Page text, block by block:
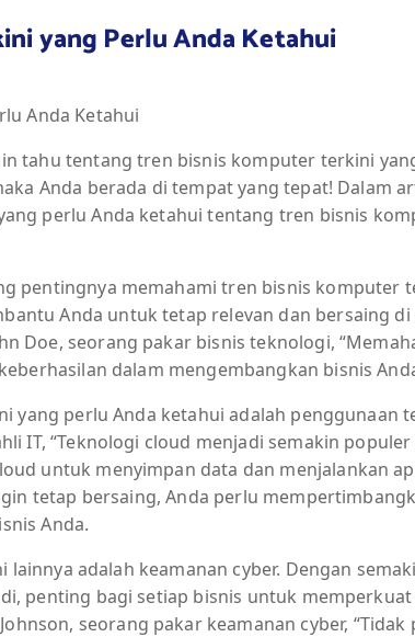
yang Perlu Anda Ketahui
Anda Ketahui
tahu tentang tren bisnis komputer terkini
Anda berada di tempat yang tepat! Dalam
perlu Anda ketahui tentang tren bisnis
pentingnya memahami tren bisnis komputer
Anda untuk tetap relevan dan bersaing di
Doe, seorang pakar bisnis teknologi,
dalam mengembangkan bisnis
yang perlu Anda ketahui adalah penggunaan
IT, “Teknologi cloud menjadi semakin populer
untuk menyimpan data dan menjalankan
tetap bersaing, Anda perlu
Anda.
adalah keamanan cyber. Dengan
penting bagi setiap bisnis untuk
seorang pakar keamanan cyber, “Tidak